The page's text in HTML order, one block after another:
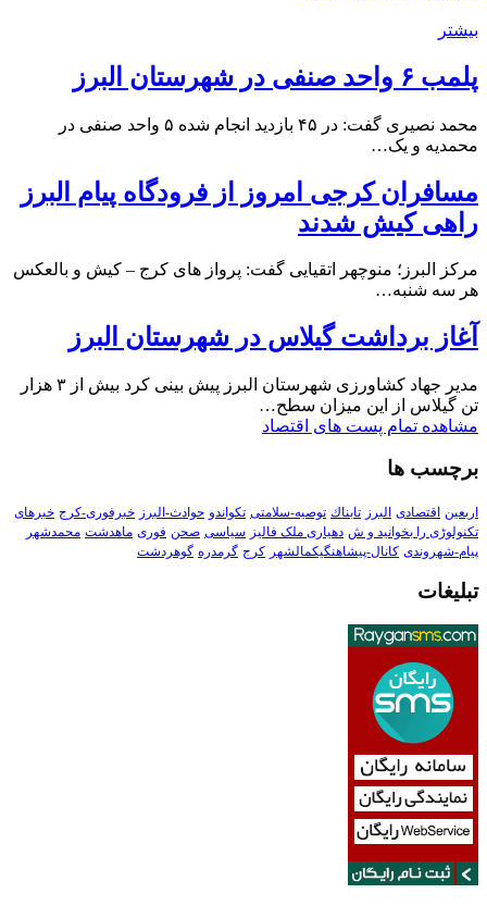
بیشتر
پلمب ۶ واحد صنفی در شهرستان البرز
محمد نصیری گفت: در ۴۵ بازدید انجام شده ۵ واحد صنفی در
محمدیه و یک…
مسافران کرجی امروز از فرودگاه پیام البرز
راهی کیش شدند
مرکز البرز؛ منوچهر اتقیایی گفت: پرواز های کرج – کیش و بالعکس
هر سه شنبه…
آغاز برداشت گیلاس در شهرستان البرز
مدیر جهاد کشاورزی شهرستان البرز پیش بینی کرد بیش از ۳ هزار
تن گیلاس از این میزان سطح…
مشاهده تمام پست های اقتصاد
برچسب ها
اربعین اقتصادی البرز تابناك توصیه-سلامتی تکواندو حوادث-البرز خبرفوری-کرج خبرهای
تکنولوڑی را بخوانید و ش دهیاری ملک فالیز سیاسی صحن فوری ماهدشت محمدشهر
پیام-شهروندی کانال-پیشاهنگیکمالشهر کرج گرمدره گوهردشت
تبلیغات